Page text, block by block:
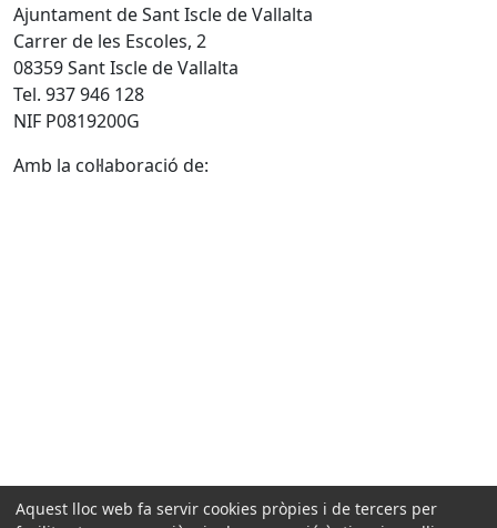
Ajuntament de Sant Iscle de Vallalta
Carrer de les Escoles, 2
08359 Sant Iscle de Vallalta
Tel. 937 946 128
NIF P0819200G
Amb la col·laboració de:
Aquest lloc web fa servir cookies pròpies i de tercers per